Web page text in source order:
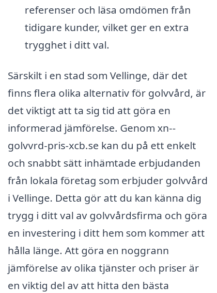
referenser och läsa omdömen från
tidigare kunder, vilket ger en extra
trygghet i ditt val.
Särskilt i en stad som Vellinge, där det
finns flera olika alternativ för golvvård, är
det viktigt att ta sig tid att göra en
informerad jämförelse. Genom xn--
golvvrd-pris-xcb.se kan du på ett enkelt
och snabbt sätt inhämtade erbjudanden
från lokala företag som erbjuder golvvård
i Vellinge. Detta gör att du kan känna dig
trygg i ditt val av golvvårdsfirma och göra
en investering i ditt hem som kommer att
hålla länge. Att göra en noggrann
jämförelse av olika tjänster och priser är
en viktig del av att hitta den bästa